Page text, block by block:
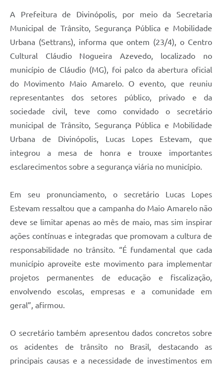
A Prefeitura de Divinópolis, por meio da Secretaria
Municipal de Trânsito, Segurança Pública e Mobilidade
Urbana (Settrans), informa que ontem (23/4), o Centro
Cultural Cláudio Nogueira Azevedo, localizado no
município de Cláudio (MG), foi palco da abertura oficial
do Movimento Maio Amarelo. O evento, que reuniu
representantes dos setores público, privado e da
sociedade civil, teve como convidado o secretário
municipal de Trânsito, Segurança Pública e Mobilidade
Urbana de Divinópolis, Lucas Lopes Estevam, que
integrou a mesa de honra e trouxe importantes
esclarecimentos sobre a segurança viária no município.
Em seu pronunciamento, o secretário Lucas Lopes
Estevam ressaltou que a campanha do Maio Amarelo não
deve se limitar apenas ao mês de maio, mas sim inspirar
ações contínuas e integradas que promovam a cultura de
responsabilidade no trânsito. “É fundamental que cada
município aproveite este movimento para implementar
projetos permanentes de educação e fiscalização,
envolvendo escolas, empresas e a comunidade em
geral”, afirmou.
O secretário também apresentou dados concretos sobre
os acidentes de trânsito no Brasil, destacando as
principais causas e a necessidade de investimentos em